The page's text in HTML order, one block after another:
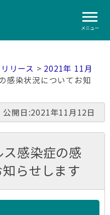
メニュー
リース > 2021年 11月
感染状況についてお知
公開日:2021年11月12日
感染症の感
らせします